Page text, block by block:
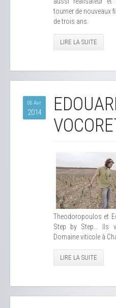
tourner de nouveaux
de trois ans.
LIRE LA SUITE
06 Avr
2014
Theodoropoulos et
Step by Step... Ils
Domaine viticole à
LIRE LA SUITE